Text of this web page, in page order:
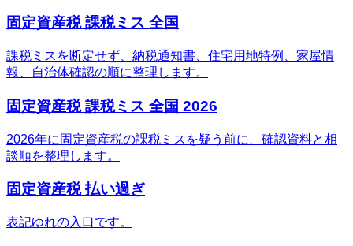
固定資産税 課税ミス 全国
課税ミスを断定せず、納税通知書、住宅用地特例、家屋情
報、自治体確認の順に整理します。
固定資産税 課税ミス 全国 2026
2026年に固定資産税の課税ミスを疑う前に、確認資料と相
談順を整理します。
固定資産税 払い過ぎ
表記ゆれの入口です。